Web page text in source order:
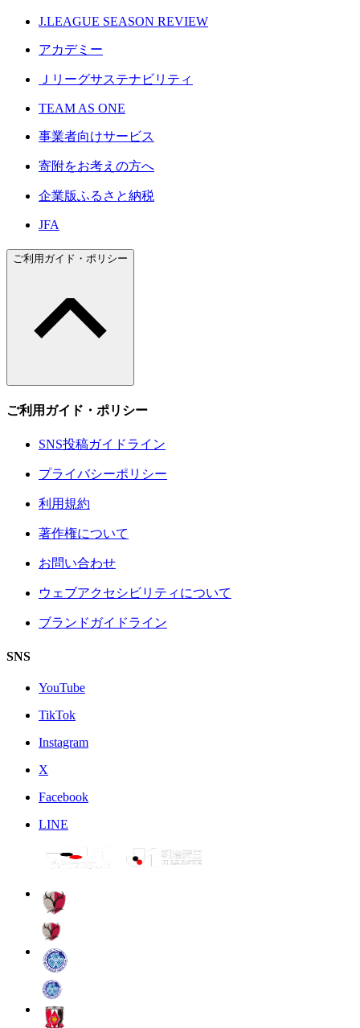
J.LEAGUE SEASON REVIEW
アカデミー
Ｊリーグサステナビリティ
TEAM AS ONE
事業者向けサービス
寄附をお考えの方へ
企業版ふるさと納税
JFA
ご利用ガイド・ポリシー
ご利用ガイド・ポリシー
SNS投稿ガイドライン
プライバシーポリシー
利用規約
著作権について
お問い合わせ
ウェブアクセシビリティについて
ブランドガイドライン
SNS
YouTube
TikTok
Instagram
X
Facebook
LINE